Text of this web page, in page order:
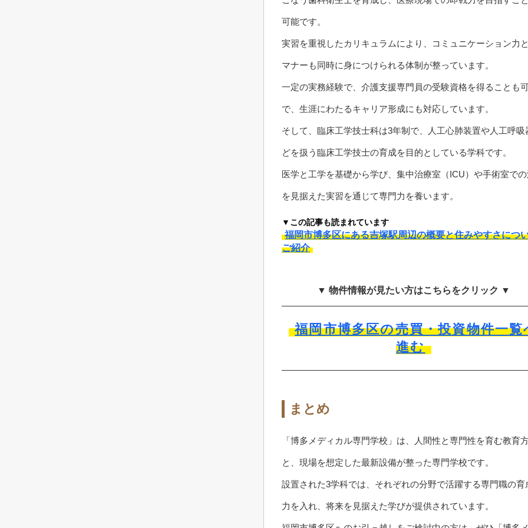
可能です。
実習を重視したカリキュラムにより、コミュニケーション力と
マナーも同時に身につけられる体制が整っています。
一定の実務経験で、介護支援専門員の受験資格を得ることも
で、生涯にわたるキャリア形成にも対応しています。
そして、臨床工学技士科は3年制で、人工心肺装置や人工呼吸
どを扱う臨床工学技士の育成を目的としている学科です。
医学と工学を基礎から学び、集中治療室（ICU）や手術室で
を見据えた実習を通じて専門力を養います。
▼この記事も読まれています
福岡市博多区にある吉塚駅周辺の概要と住みやすさにつ
ご紹介
▼ 物件情報が見たい方はこちらをクリック ▼
福岡市博多区の売買・投資物件一覧
進む
まとめ
「博多メディカル専門学校」は、人間性と専門性を育む教育
と、現場を想定した最新設備が整った専門学校です。
設置された3学科では、それぞれの分野で活躍する専門職の育
力を入れ、将来を見据えた学びが提供されています。